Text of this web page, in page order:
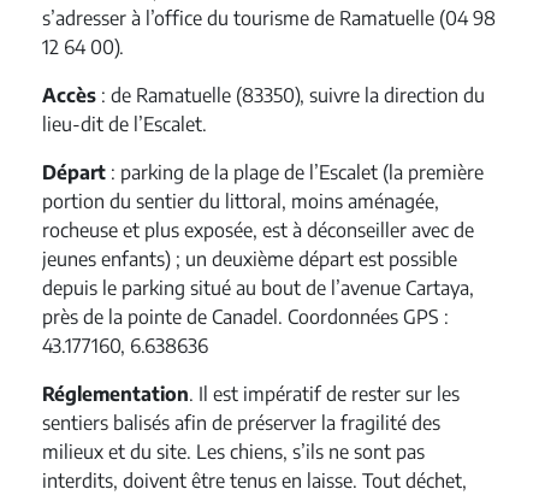
s’adresser à l’office du tourisme de Ramatuelle (04 98
12 64 00).
Accès : de Ramatuelle (83350), suivre la direction du
lieu-dit de l’Escalet.
Départ : parking de la plage de l’Escalet (la première
portion du sentier du littoral, moins aménagée,
rocheuse et plus exposée, est à déconseiller avec de
jeunes enfants) ; un deuxième départ est possible
depuis le parking situé au bout de l’avenue Cartaya,
près de la pointe de Canadel. Coordonnées GPS :
43.177160, 6.638636
Réglementation. Il est impératif de rester sur les
sentiers balisés afin de préserver la fragilité des
milieux et du site. Les chiens, s’ils ne sont pas
interdits, doivent être tenus en laisse. Tout déchet,